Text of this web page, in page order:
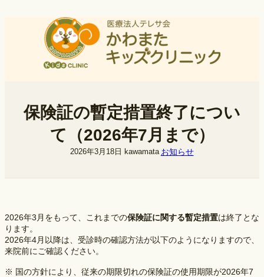
保険証の暫定措置終了につい
て（2026年7月まで）
2026年3月18日 kawamata お知らせ
2026年3月をもって、これまでの保険証に関する暫定措置は終了とな
ります。
2026年4月以降は、受診時の確認方法が以下のようになりますので、
来院前にご確認ください。
※ 国の方針により、従来の期限切れの保険証の使用期限が2026年7